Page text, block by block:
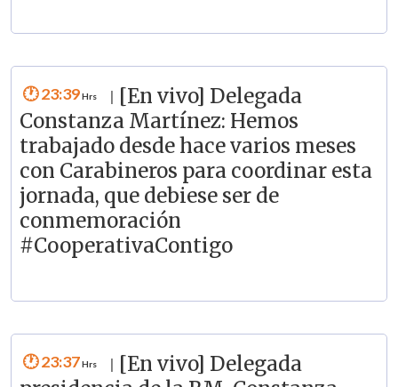
23:39
[En vivo] Delegada
Constanza Martínez: Hemos
trabajado desde hace varios meses
con Carabineros para coordinar esta
jornada, que debiese ser de
conmemoración
#CooperativaContigo
23:37
[En vivo] Delegada